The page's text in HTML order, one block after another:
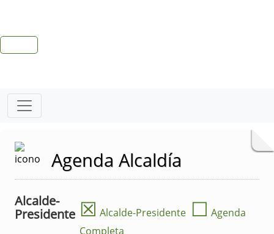
Agenda Alcaldía
Alcalde-
Presidente ☒ Alcalde-Presidente ☐ Agenda
Completa